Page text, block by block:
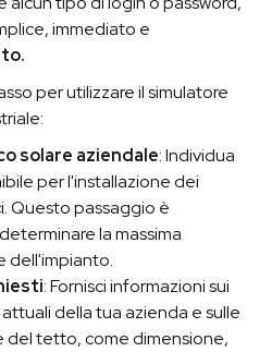
immediato e
per utilizzare il simulatore
solare aziendale: Individua
per l'installazione dei
Questo passaggio è
la massima
dell'impianto.
: Fornisci informazioni sui
della tua azienda e sulle
del tetto, come dimensione,